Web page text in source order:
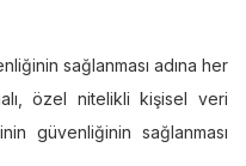
sağlanması adına her
özel nitelikli kişisel veri
güvenliğinin sağlanması